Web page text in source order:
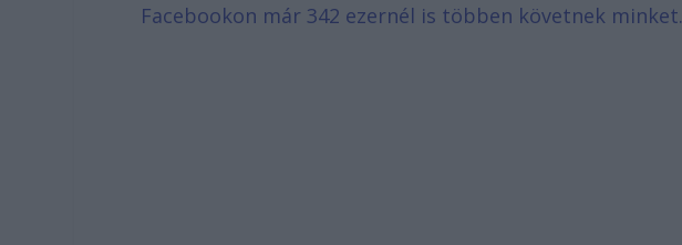
Facebookon már 342 ezernél is többen követnek minket.